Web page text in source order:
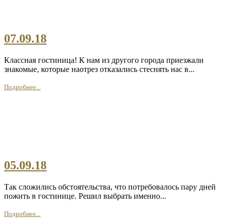
07.09.18
Классная гостиница! К нам из другого города приезжали
знакомые, которые наотрез отказались стеснять нас в...
Подробнее...
05.09.18
Так сложились обстоятельства, что потребовалось пару дней
пожить в гостинице. Решил выбрать именно...
Подробнее...